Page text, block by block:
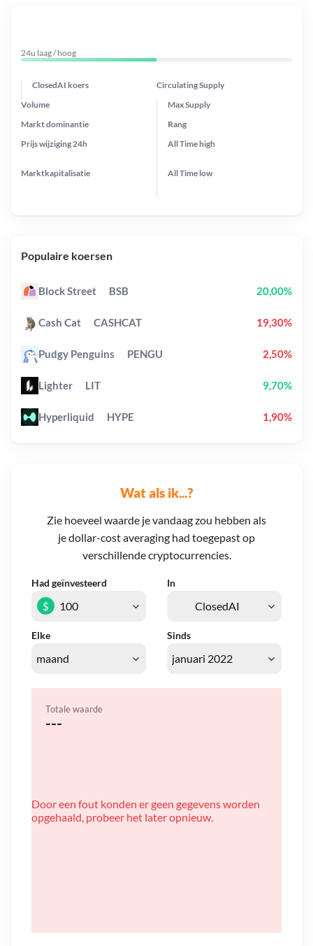
Wat als ik...?
Zie hoeveel waarde je vandaag zou hebben als
je dollar-cost averaging had toegepast op
verschillende cryptocurrencies.
Had geïnvesteerd In
Elke Sinds
$
Totale waarde
---
Door een fout konden er geen gegevens worden
opgehaald, probeer het later opnieuw.
24u laag / hoog
ClosedAI koers Circulating Supply
Prijs wijziging 24h
Max Supply
Markt dominantie
Marktkapitalisatie
Volume
Rang
All Timehigh
All Time low
Populaire koersen
Block Street BSB 20,00%
Cash Cat CASHCAT 19,30%
Pudgy Penguins PENGU 2,50%
Lighter LIT 9,70%
Hyperliquid HYPE 1,90%